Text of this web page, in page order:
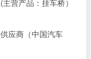
营产品：挂车桥）
应商（中国汽车